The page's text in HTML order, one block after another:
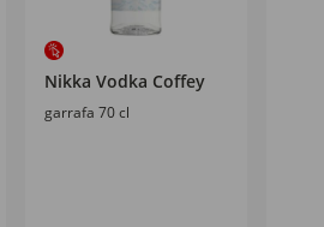
Nikka Vodka Coffey
garrafa 70 cl